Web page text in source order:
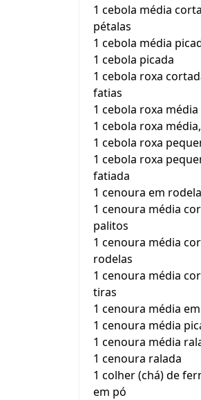
1 cebola média
pétalas
1 cebola média
1 cebola picada
1 cebola roxa
fatias
1 cebola roxa média
1 cebola roxa
1 cebola roxa
1 cebola roxa
fatiada
1 cenoura em
1 cenoura média
palitos
1 cenoura média
rodelas
1 cenoura média
tiras
1 cenoura média
1 cenoura média
1 cenoura média
1 cenoura ralada
1 colher (chá) de
em pó